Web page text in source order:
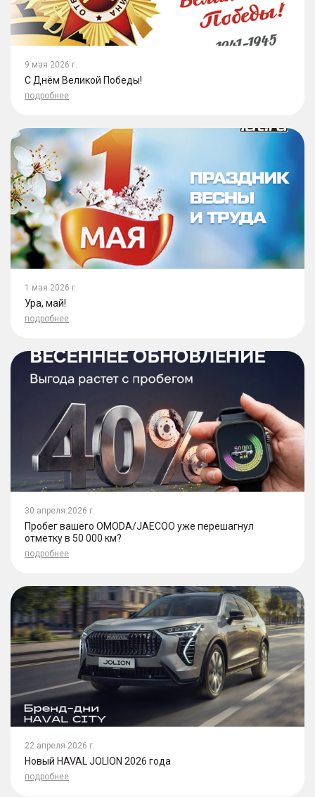
9 мая 2026 г.
С Днём Великой Победы!
подробнее
1 мая 2026 г.
Ура, май!
подробнее
30 апреля 2026 г.
Пробег вашего OMODA/JAECOO уже перешагнул
отметку в 50 000 км?
подробнее
22 апреля 2026 г.
Новый HAVAL JOLION 2026 года
подробнее